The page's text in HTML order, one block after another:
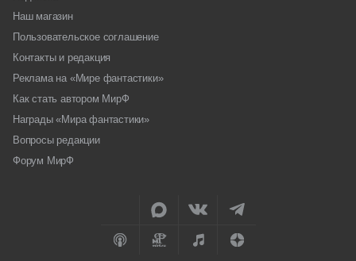
Наш магазин
Пользовательское соглашение
Контакты и редакция
Реклама на «Мире фантастики»
Как стать автором МирФ
Награды «Мира фантастики»
Вопросы редакции
Форум МирФ